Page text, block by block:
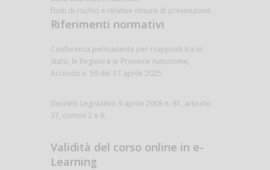
fonti di rischio e relative misure di prevenzione.
Riferimenti normativi
Conferenza permanente per i rapporti tra lo
Stato, le Regioni e le Province Autonome,
Accordo n. 59 del 17 aprile 2025.
Decreto Legislativo 9 aprile 2008 n. 81, articolo
37, commi 2 e 6.
Validità del corso online in e-
Learning